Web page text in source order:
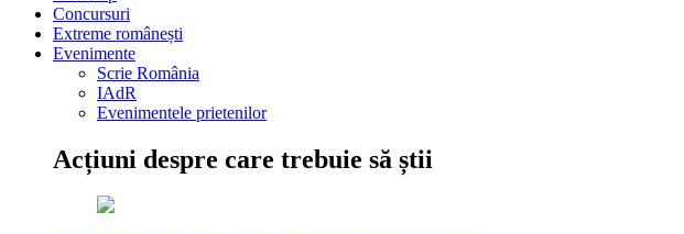
Concursuri
Extreme românești
Evenimente
Scrie România
IAdR
Evenimentele prietenilor
Acțiuni despre care trebuie să știi